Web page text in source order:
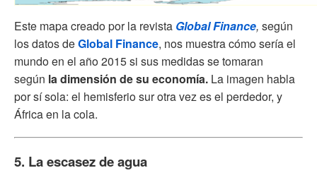
Este mapa creado por la revista Global Finance, según
los datos deGlobal Finance, nos muestra cómo sería el
mundo en el año 2015 si sus medidas se tomaran
según la dimensión de su economía. La imagen habla
por sí sola: el hemisferio sur otra vez es el perdedor, y
África en la cola.
5. La escasez de agua